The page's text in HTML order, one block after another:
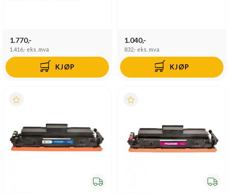
1.770,-
1.416,- eks. mva
KJØP
1.040,-
832,- eks. mva
KJØP